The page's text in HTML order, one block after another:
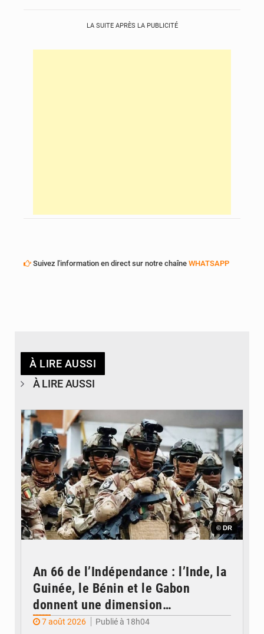
LA SUITE APRÈS LA PUBLICITÉ
Suivez l'information en direct sur notre chaîne WHATSAPP
À LIRE AUSSI
À LIRE AUSSI
© DR
An 66 de l’Indépendance : l’Inde, la
Guinée, le Bénin et le Gabon
donnent une dimension
internationale au défilé de
7 août 2026
Publié à 18h04